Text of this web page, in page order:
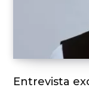
Entrevista